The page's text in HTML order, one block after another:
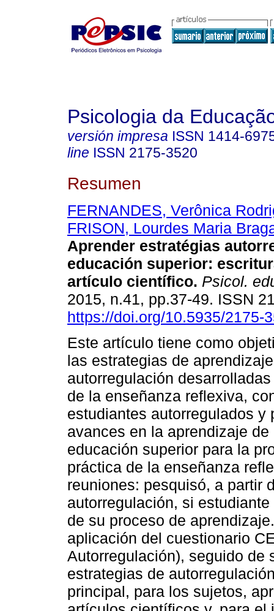
Psicologia da
versión impresa ISSN 1414-
line ISSN 2175-3520
Resumen
FERNANDES, Verônica
FRISON, Lourdes Maria
Aprender estratégias
educación superior:
artículo científico. Psicol.
2015, n.41, pp.37-49. ISSN
https://doi.org/10.5935/2175-
Este artículo tiene como
las estrategias de
autorregulación
de la enseñanza reflexiva,
estudiantes autorregulados
avances en la aprendizaje
educación superior para la
práctica de la enseñanza
reuniones: pesquisó, a partir
autorregulación, si
de su proceso de
aplicación del cuestionario
Autorregulación), seguido de
estrategias de
principal, para los sujetos,